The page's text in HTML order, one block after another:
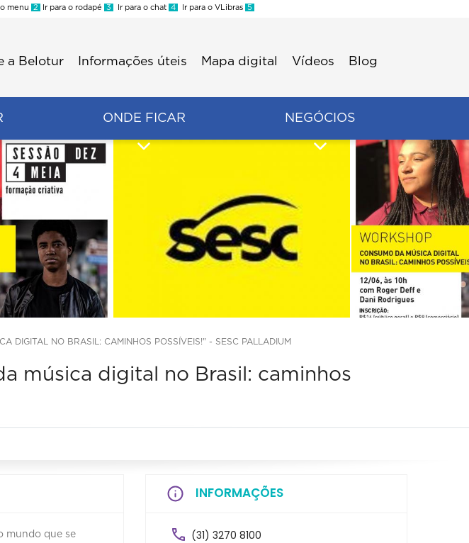
o menu 2 Ir para o rodapé 3 Ir para o chat 4 Ir para o VLibras 5
a Belotur Informações úteis Mapa digital Vídeos Blog
ONDE FICAR NEGÓCIOS
DIGITAL NO BRASIL: CAMINHOS POSSÍVEIS!" - SESC PALLADIUM
música digital no Brasil: caminhos
mundo que se
INFORMAÇÕES
(31) 3270 8100